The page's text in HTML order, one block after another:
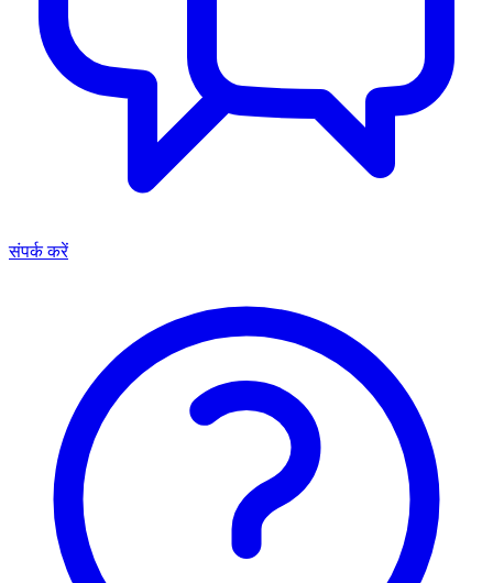
संपर्क करें